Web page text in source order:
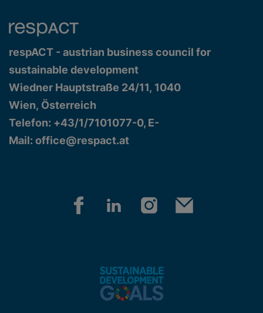
respACT - austrian business council for
sustainable development
Wiedner Hauptstraße 24/11, 1040
Wien, Österreich
Telefon: +43/1/7101077-0, E-
Mail: office@respact.at